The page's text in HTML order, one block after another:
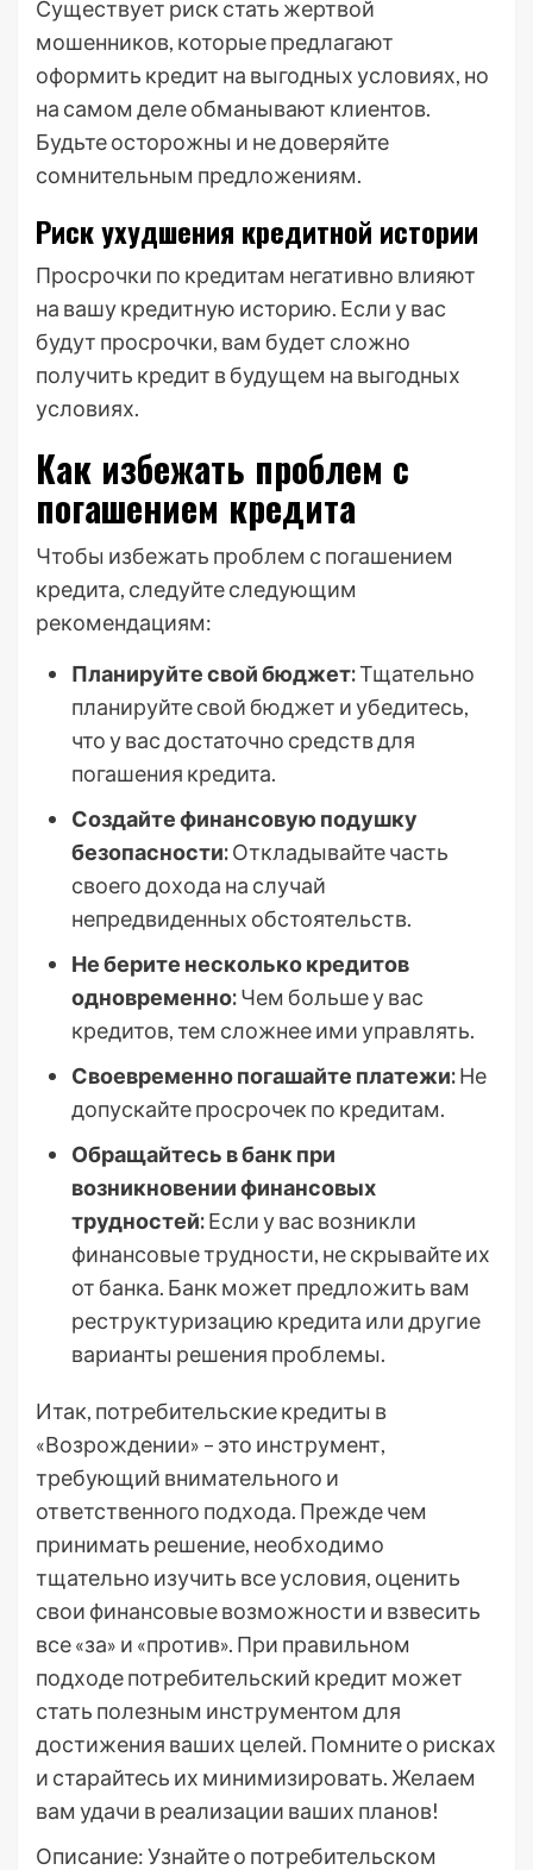
Существует риск стать жертвой
мошенников, которые предлагают
оформить кредит на выгодных условиях, но
на самом деле обманывают клиентов.
Будьте осторожны и не доверяйте
сомнительным предложениям.
Риск ухудшения кредитной истории
Просрочки по кредитам негативно влияют
на вашу кредитную историю. Если у вас
будут просрочки, вам будет сложно
получить кредит в будущем на выгодных
условиях.
Как избежать проблем с
погашением кредита
Чтобы избежать проблем с погашением
кредита, следуйте следующим
рекомендациям:
Планируйте свой бюджет:Тщательно
планируйте свой бюджет и убедитесь,
что у вас достаточно средств для
погашения кредита.
Создайте финансовую подушку
безопасности:Откладывайте часть
своего дохода на случай
непредвиденных обстоятельств.
Не берите несколько кредитов
одновременно:Чем больше у вас
кредитов, тем сложнее ими управлять.
Своевременно погашайте платежи:Не
допускайте просрочек по кредитам.
Обращайтесь в банк при
возникновении финансовых
трудностей:Если у вас возникли
финансовые трудности, не скрывайте их
от банка. Банк может предложить вам
реструктуризацию кредита или другие
варианты решения проблемы.
Итак, потребительские кредиты в
«Возрождении» – это инструмент,
требующий внимательного и
ответственного подхода. Прежде чем
принимать решение, необходимо
тщательно изучить все условия, оценить
свои финансовые возможности и взвесить
все «за» и «против». При правильном
подходе потребительский кредит может
стать полезным инструментом для
достижения ваших целей. Помните о рисках
и старайтесь их минимизировать. Желаем
вам удачи в реализации ваших планов!
Описание: Узнайте о потребительском